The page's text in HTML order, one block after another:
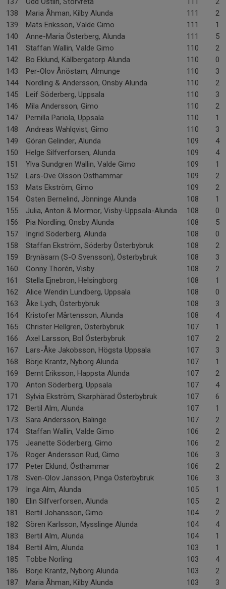
138
Maria Åhman, Kilby Alunda 111
2-0
139
Mats Eriksson, Valde Gimo 111
1-2
140
Anne-Maria Österberg, Alunda 111
5-0
141
Staffan Wallin, Valde Gimo 110
2-2
142
Bo Eklund, Källbergatorp Alunda 110
0-0
143
Per-Olov Ånöstam, Almunge 110
3-1
144
Nordling & Andersson, Onsby Alunda 110
2-0
145
Leif Söderberg, Uppsala 110
3-1
146
Mila Andersson, Gimo 110
2-1
147
Pernilla Pariola, Uppsala 110
1-0
148
Andreas Wahlqvist, Gimo 110
3-1
149
Göran Gelinder, Alunda 109
4-2
150
Helge Silfverforsen, Alunda 109
4-2
151
Ylva Sundgren Wallin, Valde Gimo 109
1-2
152
Lars-Ove Olsson Östhammar 109
2-1
153
Mats Ekström, Gimo 109
2-1
154
Östen Bernelind, Jönninge Alunda 108
1-2
155
Julia, Anton & Mormor, Visby-Uppsala-Alunda 108
0-2
156
Pia Nordling, Onsby Alunda 108
5-2
157
Ingrid Söderberg, Alunda 108
0-2
158
Staffan Ekström, Söderby Österbybruk 108
2-3
159
Brynäsarn (S-O Svensson), Österbybruk 108
3-1
160
Conny Thorén, Visby 108
2-3
161
Stella Ejnebron, Helsingborg 108
1-2
162
Alice Wendin Lundberg, Uppsala 108
0-3
163
Åke Lydh, Österbybruk 108
3-1
164
Kristofer Mårtensson, Alunda 108
4-1
165
Christer Hellgren, Österbybruk 107
1-2
166
Axel Larsson, Bol Österbybruk 107
2-1
167
Lars-Åke Jakobsson, Högsta Uppsala 107
3-1
168
Börje Krantz, Nyborg Alunda 107
1-1
169
Bernt Eriksson, Happsta Alunda 107
2-2
170
Anton Söderberg, Uppsala 107
4-1
171
Sylvia Ekström, Skarphärad Österbybruk 107
6-4
172
Bertil Alm, Alunda 107
1-2
173
Sara Andersson, Bälinge 107
2-0
174
Staffan Wallin, Valde Gimo 106
2-2
175
Jeanette Söderberg, Gimo 106
2-3
176
Roger Andersson Rud, Gimo 106
3-1
177
Peter Eklund, Östhammar 106
2-2
178
Sven-Olov Jansson, Pinga Österbybruk 106
3-1
179
Inga Alm, Alunda 105
1-2
180
Elin Silfverforsen, Alunda 105
2-0
181
Bertil Johansson, Gimo 104
2-1
182
Sören Karlsson, Mysslinge Alunda 104
4-0
183
Bertil Alm, Alunda 104
1-3
184
Bertil Alm, Alunda 103
1-2
185
Tobbe Norling 103
4-1
186
Börje Krantz, Nyborg Alunda 103
2-1
187
Maria Åhman, Kilby Alunda 103
3-0